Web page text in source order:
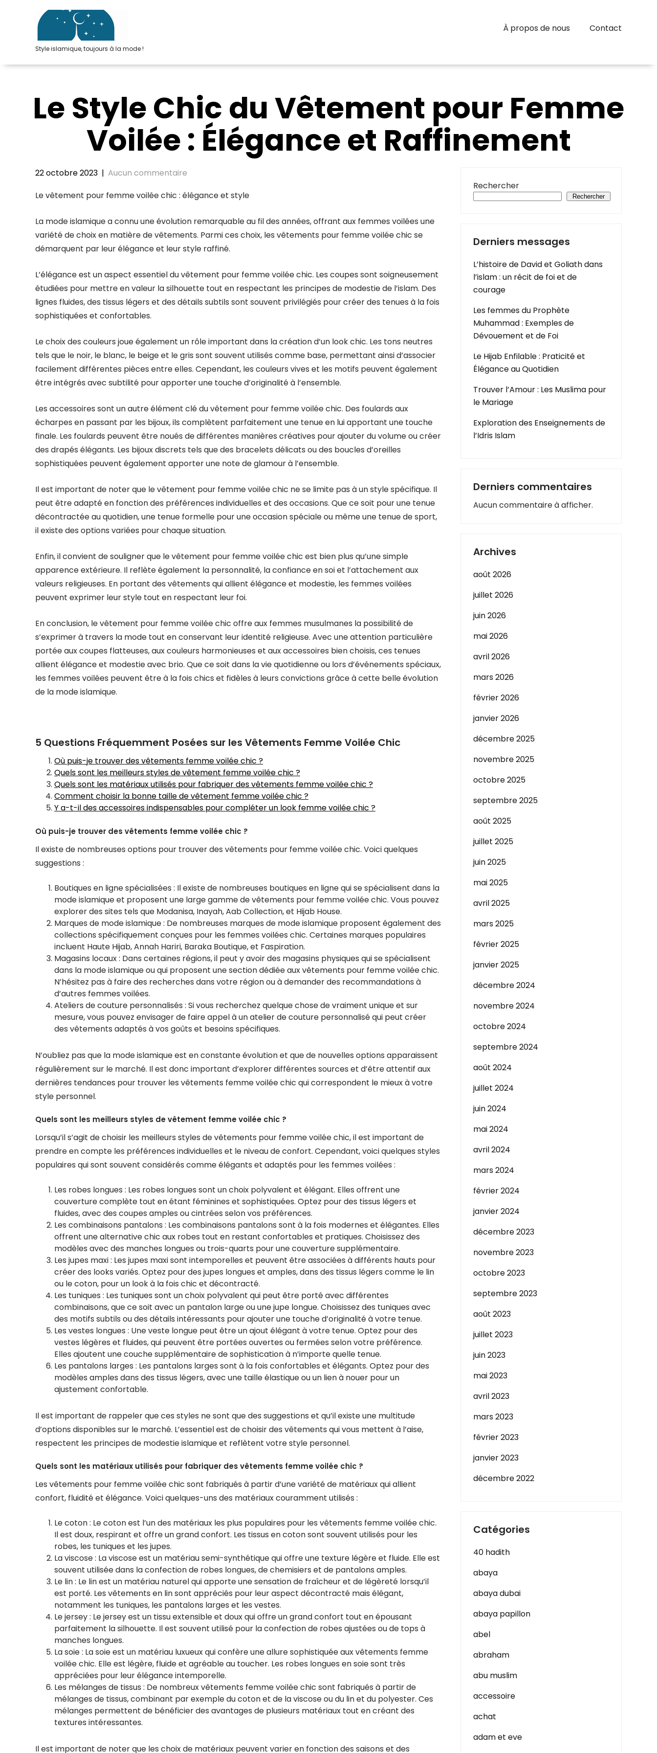
Style islamique, toujours à la mode !
À propos de nous Contact
Le Style Chic du Vêtement pour Femme
Voilée : Élégance et Raffinement
22 octobre 2023 | Aucun commentaire
Le vêtement pour femme voilée chic : élégance et style
La mode islamique a connu une évolution remarquable au fil des années, offrant aux femmes voilées une
variété de choix en matière de vêtements. Parmi ces choix, les vêtements pour femme voilée chic se
démarquent par leur élégance et leur style raffiné.
L’élégance est un aspect essentiel du vêtement pour femme voilée chic. Les coupes sont soigneusement
étudiées pour mettre en valeur la silhouette tout en respectant les principes de modestie de l’islam. Des
lignes fluides, des tissus légers et des détails subtils sont souvent privilégiés pour créer des tenues à la fois
sophistiquées et confortables.
Le choix des couleurs joue également un rôle important dans la création d’un look chic. Les tons neutres
tels que le noir, le blanc, le beige et le gris sont souvent utilisés comme base, permettant ainsi d’associer
facilement différentes pièces entre elles. Cependant, les couleurs vives et les motifs peuvent également
être intégrés avec subtilité pour apporter une touche d’originalité à l’ensemble.
Les accessoires sont un autre élément clé du vêtement pour femme voilée chic. Des foulards aux
écharpes en passant par les bijoux, ils complètent parfaitement une tenue en lui apportant une touche
finale. Les foulards peuvent être noués de différentes manières créatives pour ajouter du volume ou créer
des drapés élégants. Les bijoux discrets tels que des bracelets délicats ou des boucles d’oreilles
sophistiquées peuvent également apporter une note de glamour à l’ensemble.
Il est important de noter que le vêtement pour femme voilée chic ne se limite pas à un style spécifique. Il
peut être adapté en fonction des préférences individuelles et des occasions. Que ce soit pour une tenue
décontractée au quotidien, une tenue formelle pour une occasion spéciale ou même une tenue de sport,
il existe des options variées pour chaque situation.
Enfin, il convient de souligner que le vêtement pour femme voilée chic est bien plus qu’une simple
apparence extérieure. Il reflète également la personnalité, la confiance en soi et l’attachement aux
valeurs religieuses. En portant des vêtements qui allient élégance et modestie, les femmes voilées
peuvent exprimer leur style tout en respectant leur foi.
En conclusion, le vêtement pour femme voilée chic offre aux femmes musulmanes la possibilité de
s’exprimer à travers la mode tout en conservant leur identité religieuse. Avec une attention particulière
portée aux coupes flatteuses, aux couleurs harmonieuses et aux accessoires bien choisis, ces tenues
allient élégance et modestie avec brio. Que ce soit dans la vie quotidienne ou lors d’événements spéciaux,
les femmes voilées peuvent être à la fois chics et fidèles à leurs convictions grâce à cette belle évolution
de la mode islamique.
5 Questions Fréquemment Posées sur les Vêtements Femme Voilée Chic
Où puis-je trouver des vêtements femme voilée chic ?
Quels sont les meilleurs styles de vêtement femme voilée chic ?
Quels sont les matériaux utilisés pour fabriquer des vêtements femme voilée chic ?
Comment choisir la bonne taille de vêtement femme voilée chic ?
Y a-t-il des accessoires indispensables pour compléter un look femme voilée chic ?
Où puis-je trouver des vêtements femme voilée chic ?
Il existe de nombreuses options pour trouver des vêtements pour femme voilée chic. Voici quelques
suggestions :
Boutiques en ligne spécialisées : Il existe de nombreuses boutiques en ligne qui se spécialisent dans la
mode islamique et proposent une large gamme de vêtements pour femme voilée chic. Vous pouvez
explorer des sites tels que Modanisa, Inayah, Aab Collection, et Hijab House.
Marques de mode islamique : De nombreuses marques de mode islamique proposent également des
collections spécifiquement conçues pour les femmes voilées chic. Certaines marques populaires
incluent Haute Hijab, Annah Hariri, Baraka Boutique, et Faspiration.
Magasins locaux : Dans certaines régions, il peut y avoir des magasins physiques qui se spécialisent
dans la mode islamique ou qui proposent une section dédiée aux vêtements pour femme voilée chic.
N’hésitez pas à faire des recherches dans votre région ou à demander des recommandations à
d’autres femmes voilées.
Ateliers de couture personnalisés : Si vous recherchez quelque chose de vraiment unique et sur
mesure, vous pouvez envisager de faire appel à un atelier de couture personnalisé qui peut créer
des vêtements adaptés à vos goûts et besoins spécifiques.
N’oubliez pas que la mode islamique est en constante évolution et que de nouvelles options apparaissent
régulièrement sur le marché. Il est donc important d’explorer différentes sources et d’être attentif aux
dernières tendances pour trouver les vêtements femme voilée chic qui correspondent le mieux à votre
style personnel.
Quels sont les meilleurs styles de vêtement femme voilée chic ?
Lorsqu’il s’agit de choisir les meilleurs styles de vêtements pour femme voilée chic, il est important de
prendre en compte les préférences individuelles et le niveau de confort. Cependant, voici quelques styles
populaires qui sont souvent considérés comme élégants et adaptés pour les femmes voilées :
Les robes longues : Les robes longues sont un choix polyvalent et élégant. Elles offrent une
couverture complète tout en étant féminines et sophistiquées. Optez pour des tissus légers et
fluides, avec des coupes amples ou cintrées selon vos préférences.
Les combinaisons pantalons : Les combinaisons pantalons sont à la fois modernes et élégantes. Elles
offrent une alternative chic aux robes tout en restant confortables et pratiques. Choisissez des
modèles avec des manches longues ou trois-quarts pour une couverture supplémentaire.
Les jupes maxi : Les jupes maxi sont intemporelles et peuvent être associées à différents hauts pour
créer des looks variés. Optez pour des jupes longues et amples, dans des tissus légers comme le lin
ou le coton, pour un look à la fois chic et décontracté.
Les tuniques : Les tuniques sont un choix polyvalent qui peut être porté avec différentes
combinaisons, que ce soit avec un pantalon large ou une jupe longue. Choisissez des tuniques avec
des motifs subtils ou des détails intéressants pour ajouter une touche d’originalité à votre tenue.
Les vestes longues : Une veste longue peut être un ajout élégant à votre tenue. Optez pour des
vestes légères et fluides, qui peuvent être portées ouvertes ou fermées selon votre préférence.
Elles ajoutent une couche supplémentaire de sophistication à n’importe quelle tenue.
Les pantalons larges : Les pantalons larges sont à la fois confortables et élégants. Optez pour des
modèles amples dans des tissus légers, avec une taille élastique ou un lien à nouer pour un
ajustement confortable.
Il est important de rappeler que ces styles ne sont que des suggestions et qu’il existe une multitude
d’options disponibles sur le marché. L’essentiel est de choisir des vêtements qui vous mettent à l’aise,
respectent les principes de modestie islamique et reflètent votre style personnel.
Quels sont les matériaux utilisés pour fabriquer des vêtements femme voilée chic ?
Les vêtements pour femme voilée chic sont fabriqués à partir d’une variété de matériaux qui allient
confort, fluidité et élégance. Voici quelques-uns des matériaux couramment utilisés :
Le coton : Le coton est l’un des matériaux les plus populaires pour les vêtements femme voilée chic.
Il est doux, respirant et offre un grand confort. Les tissus en coton sont souvent utilisés pour les
robes, les tuniques et les jupes.
La viscose : La viscose est un matériau semi-synthétique qui offre une texture légère et fluide. Elle est
souvent utilisée dans la confection de robes longues, de chemisiers et de pantalons amples.
Le lin : Le lin est un matériau naturel qui apporte une sensation de fraîcheur et de légèreté lorsqu’il
est porté. Les vêtements en lin sont appréciés pour leur aspect décontracté mais élégant,
notamment les tuniques, les pantalons larges et les vestes.
Le jersey : Le jersey est un tissu extensible et doux qui offre un grand confort tout en épousant
parfaitement la silhouette. Il est souvent utilisé pour la confection de robes ajustées ou de tops à
manches longues.
La soie : La soie est un matériau luxueux qui confère une allure sophistiquée aux vêtements femme
voilée chic. Elle est légère, fluide et agréable au toucher. Les robes longues en soie sont très
appréciées pour leur élégance intemporelle.
Les mélanges de tissus : De nombreux vêtements femme voilée chic sont fabriqués à partir de
mélanges de tissus, combinant par exemple du coton et de la viscose ou du lin et du polyester. Ces
mélanges permettent de bénéficier des avantages de plusieurs matériaux tout en créant des
textures intéressantes.
Il est important de noter que les choix de matériaux peuvent varier en fonction des saisons et des
Rechercher
Rechercher
Derniers messages
L’histoire de David et Goliath dans
l’islam : un récit de foi et de
courage
Les femmes du Prophète
Muhammad : Exemples de
Dévouement et de Foi
Le Hijab Enfilable : Praticité et
Élégance au Quotidien
Trouver l’Amour : Les Muslima pour
le Mariage
Exploration des Enseignements de
l’Idris Islam
Derniers commentaires
Aucun commentaire à afficher.
Archives
août 2026
juillet 2026
juin 2026
mai 2026
avril 2026
mars 2026
février 2026
janvier 2026
décembre 2025
novembre 2025
octobre 2025
septembre 2025
août 2025
juillet 2025
juin 2025
mai 2025
avril 2025
mars 2025
février 2025
janvier 2025
décembre 2024
novembre 2024
octobre 2024
septembre 2024
août 2024
juillet 2024
juin 2024
mai 2024
avril 2024
mars 2024
février 2024
janvier 2024
décembre 2023
novembre 2023
octobre 2023
septembre 2023
août 2023
juillet 2023
juin 2023
mai 2023
avril 2023
mars 2023
février 2023
janvier 2023
décembre 2022
Catégories
40 hadith
abaya
abaya dubai
abaya papillon
abel
abraham
abu muslim
accessoire
achat
adam et eve